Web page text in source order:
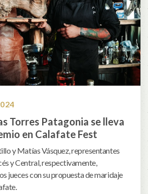
Torres Patagonia se lleva
en Calafate Fest
y Matías Vásquez, representantes
y Central, respectivamente,
jueces con su propuesta de maridaje